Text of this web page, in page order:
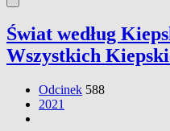
Świat według
Wszystkich
Odcinek 588
2021